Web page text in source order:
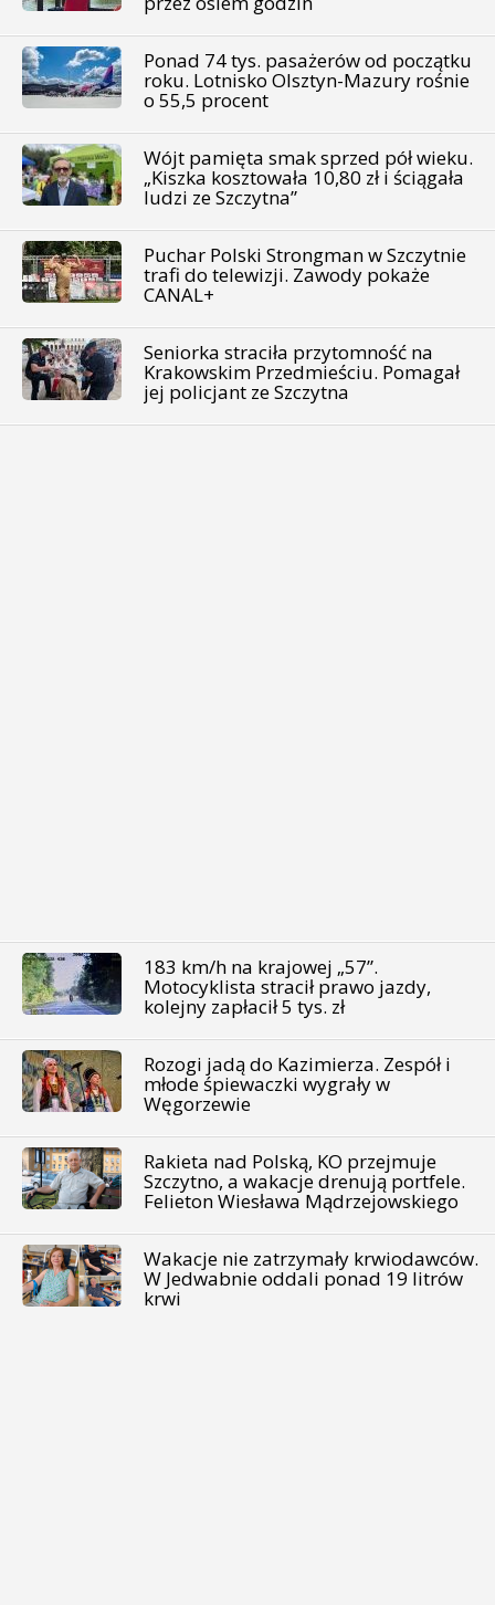
Ponad 74 tys. pasażerów od początku
roku. Lotnisko Olsztyn-Mazury rośnie
o 55,5 procent
Wójt pamięta smak sprzed pół wieku.
„Kiszka kosztowała 10,80 zł i ściągała
ludzi ze Szczytna”
Puchar Polski Strongman w Szczytnie
trafi do telewizji. Zawody pokaże
CANAL+
Seniorka straciła przytomność na
Krakowskim Przedmieściu. Pomagał
jej policjant ze Szczytna
183 km/h na krajowej „57”.
Motocyklista stracił prawo jazdy,
kolejny zapłacił 5 tys. zł
Rozogi jadą do Kazimierza. Zespół i
młode śpiewaczki wygrały w
Węgorzewie
Rakieta nad Polską, KO przejmuje
Szczytno, a wakacje drenują portfele.
Felieton Wiesława Mądrzejowskiego
Wakacje nie zatrzymały krwiodawców.
W Jedwabnie oddali ponad 19 litrów
krwi